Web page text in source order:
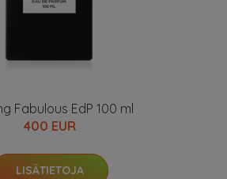
Fabulous EdP 100 ml
400 EUR
LISÄTIETOJA